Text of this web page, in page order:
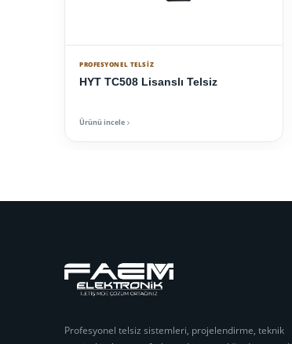
PROFESYONEL TELSIZ
HYT TC508 Lisanslı Telsiz
Ürünü incele
Profesyonel telsiz sistemleri, projelendirme, teknik